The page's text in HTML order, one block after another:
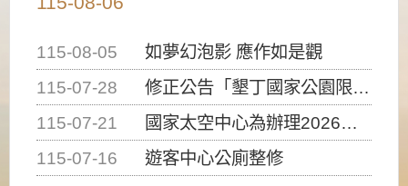
115-08-05
如夢幻泡影 應作如是觀
115-07-28
修正公告「墾丁國家公園限制水域遊憩活動之種類、範圍、時間及行為」，自即日生效。
115-07-21
國家太空中心為辦理2026台灣盃火箭競賽，陸、海、空域警戒及協調相關事宜，因颱風備案事宜
115-07-16
遊客中心公廁整修